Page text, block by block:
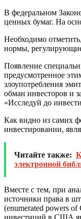
В федеральном
ценных бумаг. На
Необходимо
нормы,
Появление
предусмотренное
злоупотребления
обман инвесторов и
«Исследуй до
Как видно из самих
инвестировании,
Читайте также:
электронной
Вместе с тем, при
источники права в
(enumerated powers of
инвестиций в США